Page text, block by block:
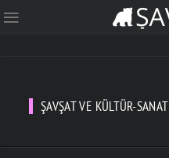
ŞAVŞAT VE KÜLTÜR-SANAT